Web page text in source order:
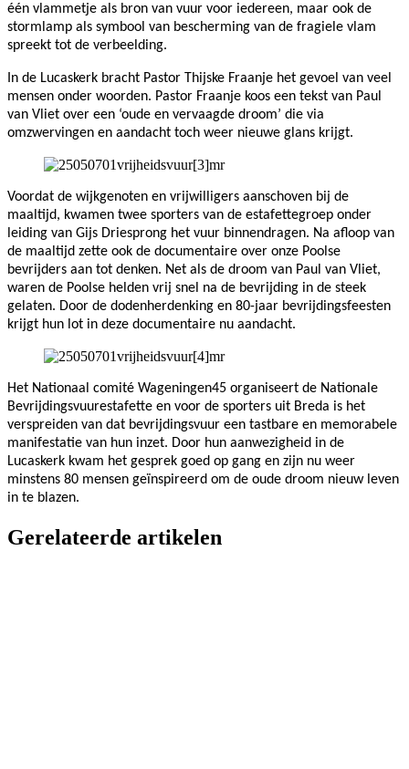
één vlammetje als bron van vuur voor iedereen, maar ook de
stormlamp als symbool van bescherming van de fragiele vlam
spreekt tot de verbeelding.
In de Lucaskerk bracht Pastor Thijske Fraanje het gevoel van veel
mensen onder woorden. Pastor Fraanje koos een tekst van Paul
van Vliet over een ‘oude en vervaagde droom’ die via
omzwervingen en aandacht toch weer nieuwe glans krijgt.
Voordat de wijkgenoten en vrijwilligers aanschoven bij de
maaltijd, kwamen twee sporters van de estafettegroep onder
leiding van Gijs Driesprong het vuur binnendragen. Na afloop van
de maaltijd zette ook de documentaire over onze Poolse
bevrijders aan tot denken. Net als de droom van Paul van Vliet,
waren de Poolse helden vrij snel na de bevrijding in de steek
gelaten. Door de dodenherdenking en 80-jaar bevrijdingsfeesten
krijgt hun lot in deze documentaire nu aandacht.
Het Nationaal comité Wageningen45 organiseert de Nationale
Bevrijdingsvuurestafette en voor de sporters uit Breda is het
verspreiden van dat bevrijdingsvuur een tastbare en memorabele
manifestatie van hun inzet. Door hun aanwezigheid in de
Lucaskerk kwam het gesprek goed op gang en zijn nu weer
minstens 80 mensen geïnspireerd om de oude droom nieuw leven
in te blazen.
Gerelateerde artikelen